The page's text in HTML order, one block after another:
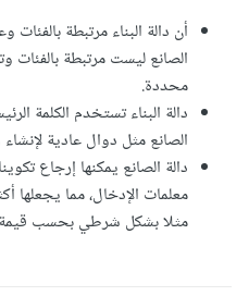
أن دالة البناء مرتبطة بالفئات
الصانع ليست مرتبطة بالفئات
محددة.
الصانع مثل دوال عادية لإنشاء
دالة الصانع يمكنها إرجاع
معلمات الإدخال، مما يجعلها
مثلا بشكل شرطي بحسب قيمة